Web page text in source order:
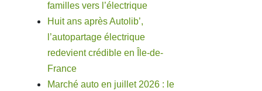
familles vers l’électrique
Huit ans après Autolib’,
l’autopartage électrique
redevient crédible en Île-de-
France
Marché auto en juillet 2026 : le